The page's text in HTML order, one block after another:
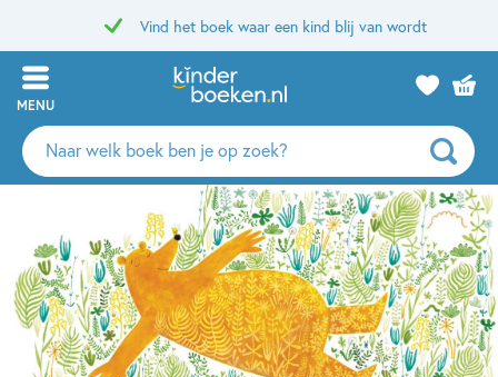
Vind het boek waar een kind blij van wordt
MENU
Zoeken
naar
en
uitgevers